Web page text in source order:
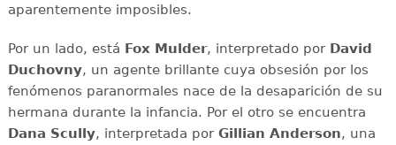
aparentemente imposibles.
Por un lado, está Fox Mulder, interpretado por David
Duchovny, un agente brillante cuya obsesión por los
fenómenos paranormales nace de la desaparición de su
hermana durante la infancia. Por el otro se encuentra
Dana Scully, interpretada por Gillian Anderson, una